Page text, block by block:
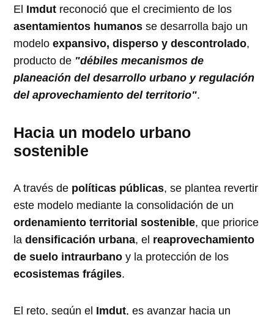
El Imdut reconoció que el crecimiento de los
asentamientos humanos se desarrolla bajo un
modeloexpansivo, disperso y descontrolado,
producto de "débiles mecanismos de
planeación del desarrollo urbano y regulación
del aprovechamiento del territorio".
Hacia un modelo urbano
sostenible
A través de políticas públicas, se plantea revertir
este modelo mediante la consolidación de un
ordenamiento territorial sostenible, que priorice
ladensificación urbana, el reaprovechamiento
de suelo intraurbano y la protección de los
ecosistemas frágiles.
El reto, según el Imdut, es avanzar hacia un